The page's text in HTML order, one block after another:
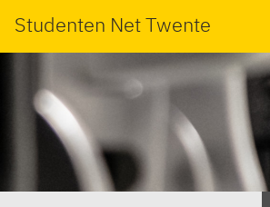
Studenten Net Twente